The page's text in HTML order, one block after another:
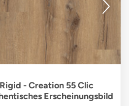
- Creation 55 Clic
Erscheinungsbild